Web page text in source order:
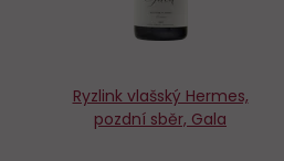
Ryzlink vlašský Hermes,
pozdní sběr, Gala